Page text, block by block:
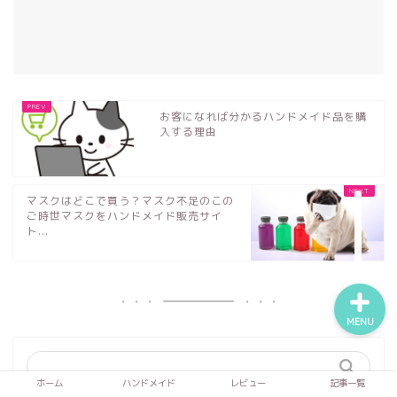
お客になれば分かるハンドメイド品を購
入する理由
マスクはどこで買う？マスク不足のこの
ご時世マスクをハンドメイド販売サイ
ト...
ホーム ハンドメイド レビュー 記事一覧
MENU
ハンドメイド
記事一覧